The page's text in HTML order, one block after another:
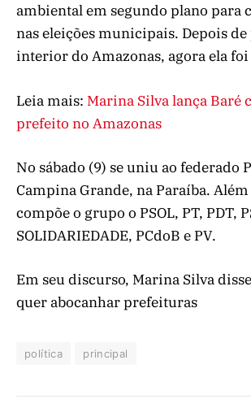
ambiental em segundo plano para
nas eleições municipais. Depois
interior do Amazonas, agora ela foi
Leia mais: Marina Silva lança Baré
prefeito no Amazonas
No sábado (9) se uniu ao federado
Campina Grande, na Paraíba. Além
compõe o grupo o PSOL, PT, PDT,
SOLIDARIEDADE, PCdoB e PV.
Em seu discurso, Marina Silva
quer abocanhar prefeituras
política principal